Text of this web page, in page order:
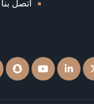
اتصل بنا